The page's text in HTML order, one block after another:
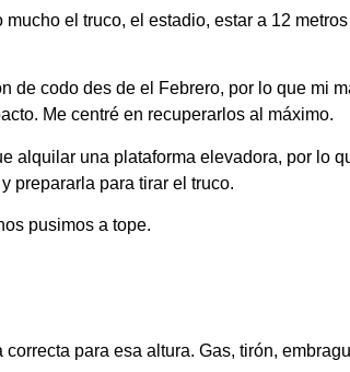
el truco, el estadio, estar a 12
de codo des de el Febrero, por lo que mi
Me centré en recuperarlos al máximo.
alquilar una plataforma elevadora, por lo
prepararla para tirar el truco.
pusimos a tope.
para esa altura. Gas, tirón,